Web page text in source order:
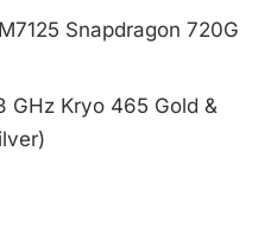
Snapdragon 720G
GHz Kryo 465 Gold &